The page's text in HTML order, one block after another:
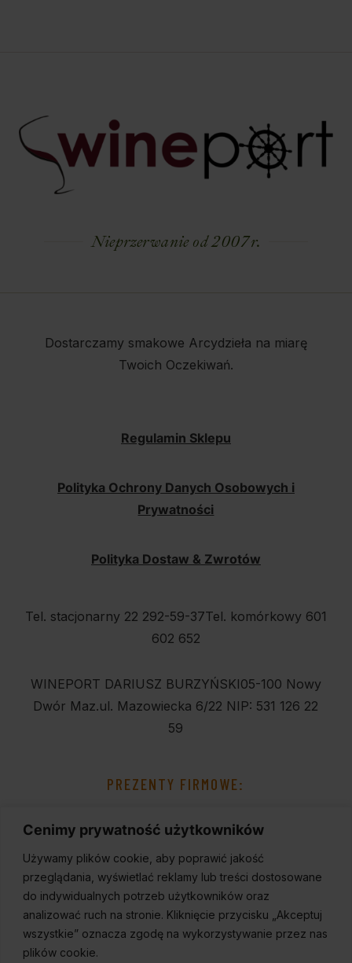
Cenimy prywatność użytkowników
Używamy plików cookie, aby poprawić jakość
przeglądania, wyświetlać reklamy lub treści dostosowane
do indywidualnych potrzeb użytkowników oraz
analizować ruch na stronie. Kliknięcie przycisku „Akceptuj
wszystkie” oznacza zgodę na wykorzystywanie przez nas
plików cookie.
Nieprzerwanie od 2007 r.
Dostarczamy smakowe Arcydzieła na miarę
Twoich Oczekiwań.
Regulamin Sklepu
Polityka Ochrony Danych Osobowych i
Prywatności
Polityka Dostaw & Zwrotów
Tel. stacjonarny 22 292-59-37Tel. komórkowy 601
602 652
WINEPORT DARIUSZ BURZYŃSKI05-100 Nowy
Dwór Maz.ul. Mazowiecka 6/22 NIP: 531 126 22
59
PREZENTY FIRMOWE: